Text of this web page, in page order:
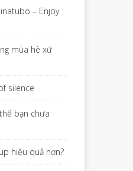
– Enjoy
mùa hè xứ
silence
bạn chưa
hiệu quả hơn?